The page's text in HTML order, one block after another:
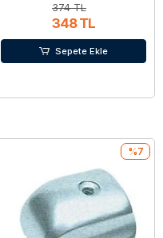
374 TL
348 TL
Sepete Ekle
%7